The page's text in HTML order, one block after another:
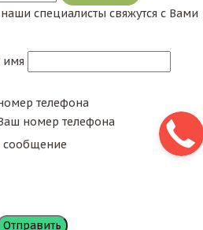
специалисты свяжутся с Вами
имя
телефона
номер телефона
сообщение